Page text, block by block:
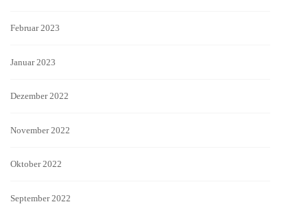
Februar 2023
Januar 2023
Dezember 2022
November 2022
Oktober 2022
September 2022